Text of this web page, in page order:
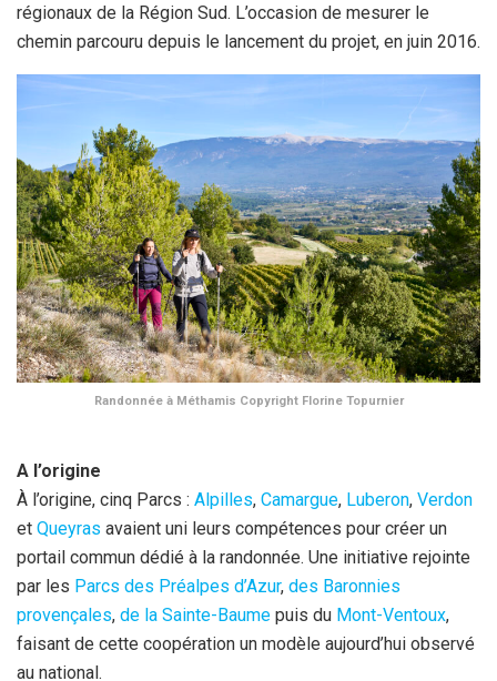
régionaux de la Région Sud. L’occasion de mesurer le
chemin parcouru depuis le lancement du projet, en juin 2016.
Randonnée à Méthamis Copyright Florine Topurnier
A l’origine
À l’origine, cinq Parcs : Alpilles, Camargue, Luberon, Verdon
et Queyras avaient uni leurs compétences pour créer un
portail commun dédié à la randonnée. Une initiative rejointe
par les Parcs des Préalpes d’Azur, des Baronnies
provençales, de la Sainte-Baume puis du Mont-Ventoux,
faisant de cette coopération un modèle aujourd’hui observé
au national.